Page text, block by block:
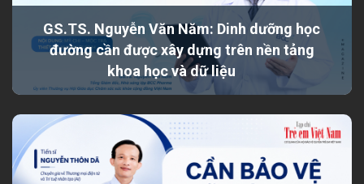
GS.TS. Nguyễn Văn Năm: Dinh dưỡng học
đường cần được xây dựng trên nền tảng
khoa học và dữ liệu